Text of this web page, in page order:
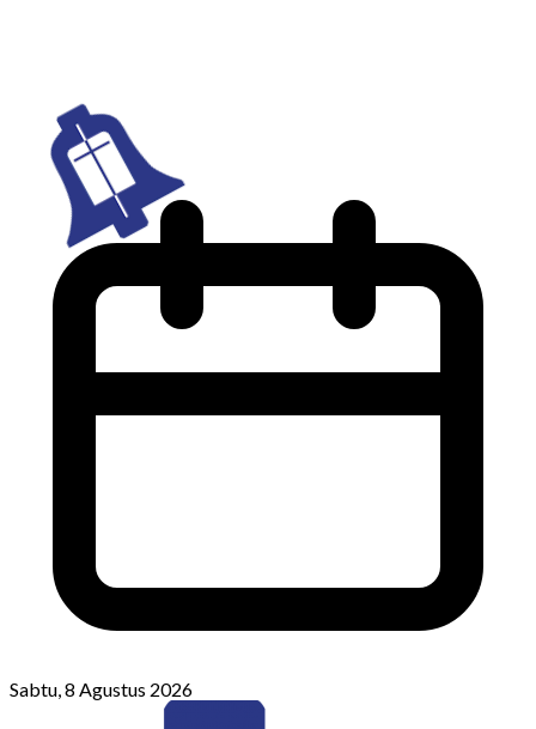
Sabtu, 8 Agustus 2026